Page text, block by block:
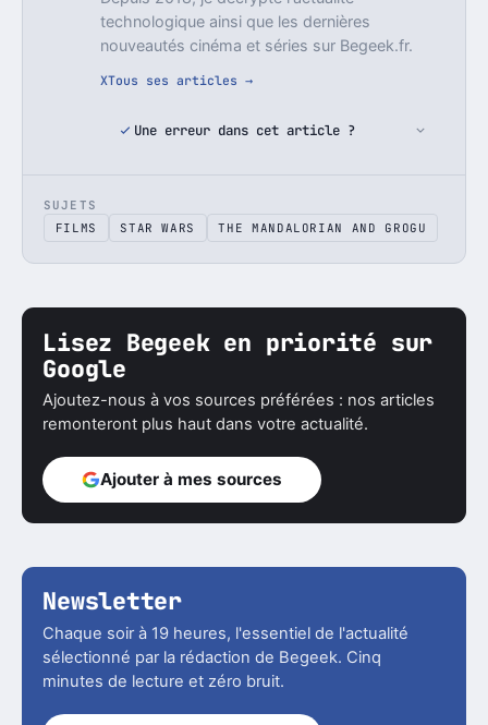
technologique ainsi que les dernières
nouveautés cinéma et séries sur Begeek.fr.
XTous ses articles →
Une erreur dans cet article ?
SUJETS
FILMS
STAR WARS THE MANDALORIAN AND GROGU
Lisez Begeek en priorité sur
Google
Ajoutez-nous à vos sources préférées : nos articles
remonteront plus haut dans votre actualité.
Ajouter à mes sources
Newsletter
Chaque soir à 19 heures, l'essentiel de l'actualité
sélectionné par la rédaction de Begeek. Cinq
minutes de lecture et zéro bruit.